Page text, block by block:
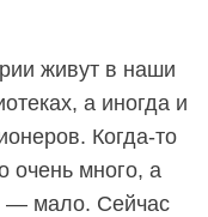
живут в наши
а иногда и
Когда-то
очень много, а
— мало. Сейчас